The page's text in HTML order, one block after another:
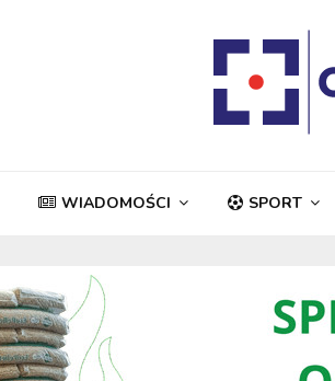
WIADOMOŚCI SPORT